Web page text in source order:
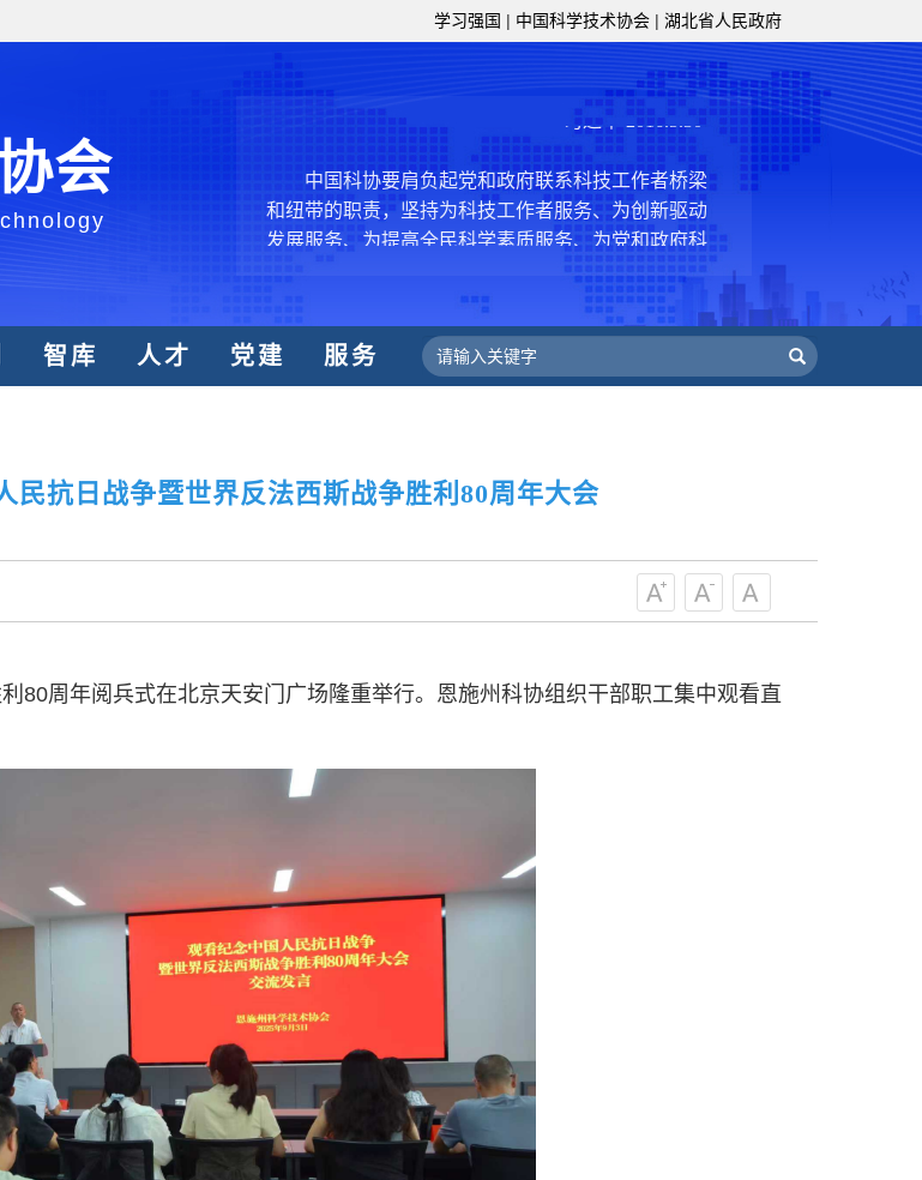
学习强国 | 中国科学技术协会 | 湖北省人民政府
会
创新争先行动，促进科技繁荣发展，促进科学普及和
推广，真正成为党领导下团结联系广大科技工作者的
——习近平 2016.5.30
中国科协要肩负起党和政府联系科技工作者桥梁
和纽带的职责，坚持为科技工作者服务、为创新驱动
发展服务、为提高全民科学素质服务、为党和政府科
学决策服务，更广泛地把广大科技工作者团结在党的
周围，弘扬科学家精神，涵养优良学风。要坚持面向
世界、面向未来，增进对国际科技界的开放、信任、
合作，为全面建设社会主义现代化国家、推动构建人
类命运共同体作出更大贡献。 ——习近平 2021.5.28
和政府科学决策服务的职责定位,推动开放型、枢纽
结引领广大科技工作者积极进军科技创新，组织开展
创新争先行动，促进科技繁荣发展，促进科学普及和
推广，真正成为党领导下团结联系广大科技工作者的
——习近平 2016.5.30
和纽带的职责，坚持为科技工作者服务、为创新驱动
发展服务、为提高全民科学素质服务、为党和政府科
周围，弘扬科学家精神，涵养优良学风。要坚持面向
世界、面向未来，增进对国际科技界的开放、信任、
合作，为全面建设社会主义现代化国家、推动构建人
类命运共同体作出更大贡献。
智库 人才 党建 服务
民抗日战争暨世界反法西斯战争胜利80周年大会
80周年阅兵式在北京天安门广场隆重举行。恩施州科协组织干部职工集中观看直